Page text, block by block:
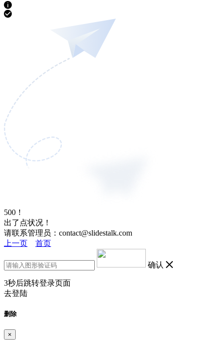
500！
出了点状况！
请联系管理员：contact@slidestalk.com
上一页
首页
确认
3秒后跳转登录页面
去登陆
删除
×